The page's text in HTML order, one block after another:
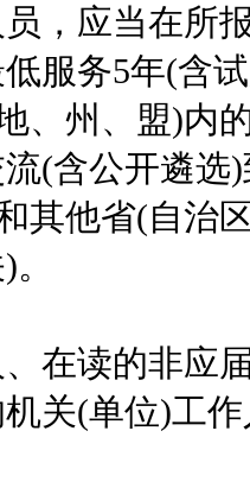
，应当在所
服务5年(含
、州、盟)内
(含公开遴选
其他省(自治
读的非应届
关(单位)工